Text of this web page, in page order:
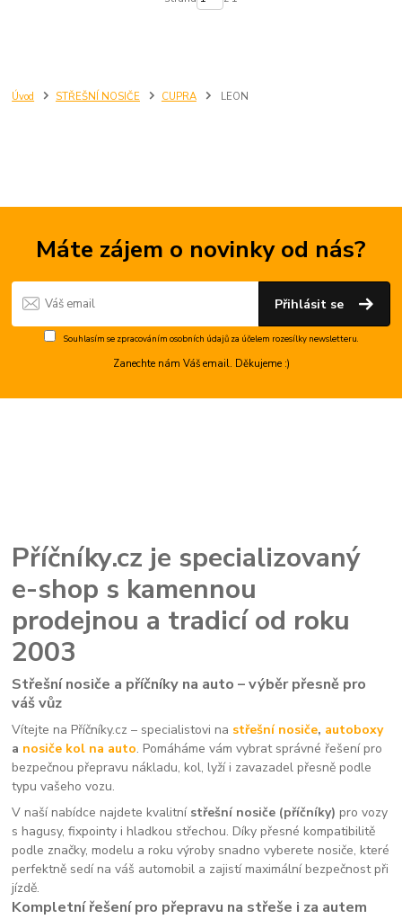
Úvod STŘEŠNÍ NOSIČE CUPRA LEON
Máte zájem o novinky od nás?
Přihlásit se
Souhlasím se zpracováním osobních údajůza účelem rozesílky newsletteru.
Zanechte nám Váš email. Děkujeme :)
Příčníky.cz je specializovaný
e-shop s kamennou
prodejnou a tradicí od roku
2003
Střešní nosiče a příčníky na auto – výběr přesně pro
váš vůz
Vítejte na Příčníky.cz – specialistovi na střešní nosiče, autoboxy
a nosiče kol na auto. Pomáháme vám vybrat správné řešení pro
bezpečnou přepravu nákladu, kol, lyží i zavazadel přesně podle
typu vašeho vozu.
V naší nabídce najdete kvalitní střešní nosiče (příčníky) pro vozy
s hagusy, fixpointy i hladkou střechou. Díky přesné kompatibilitě
podle značky, modelu a roku výroby snadno vyberete nosiče, které
perfektně sedí na váš automobil a zajistí maximální bezpečnost při
jízdě.
Kompletní řešení pro přepravu na střeše i za autem